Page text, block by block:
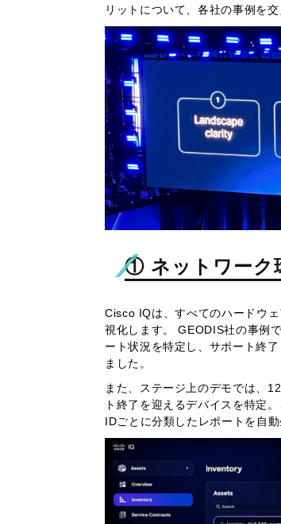
リットについて、各社の事例を
① ネットワーク
Cisco IQは、すべてのハードウ
視化します。 GEODIS社の事例
ート状況を特定し、サポート終
ました。
また、ステージ上のデモでは、
ト終了を迎えるデバイスを特定
IDごとに分類したレポートを自